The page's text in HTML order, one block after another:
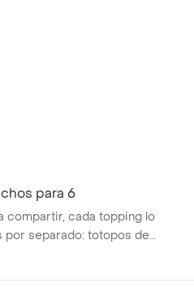
para 6
compartir, cada topping lo
por separado: totopos de
a elección (540grs),